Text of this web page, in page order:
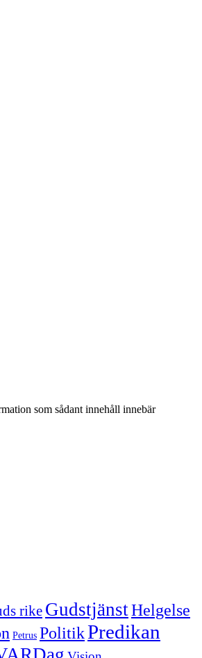
som sådant innehåll innebär
rike GudstjänstHelgelse
Petrus PolitikPredikan